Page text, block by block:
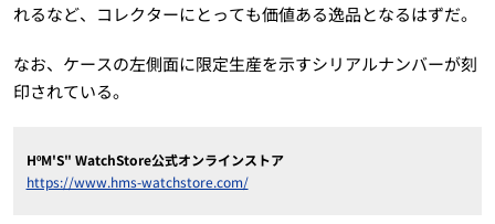
れるなど、コレクターにとっても価値ある逸品となるはずだ。
なお、ケースの左側面に限定生産を示すシリアルナンバーが刻
印されている。
HºM'S" WatchStore公式オンラインストア
https://www.hms-watchstore.com/